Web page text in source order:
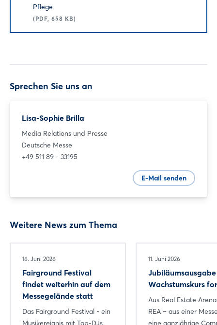
Pflege
(PDF, 658 KB)
Sprechen Sie uns an
Lisa-Sophie Brilla
Media Relations und Presse
Deutsche Messe
+49 511 89 - 33195
E-Mail senden
Weitere News zum Thema
16. Juni 2026
Fairground Festival
findet weiterhin auf dem
Messegelände statt
Das Fairground Festival - ein
Musikereignis mit Top-DJs
11. Juni 2026
Wachstumskurs
Aus Real Estate
REA – aus einer
eine ganzjährige